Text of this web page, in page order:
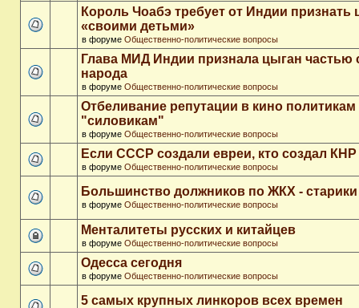
Король Чоабэ требует от Индии признать
«своими детьми»
в форуме Общественно-политические вопросы
Глава МИД Индии признала цыган частью
народа
в форуме Общественно-политические вопросы
Отбеливание репутации в кино политикам
"силовикам"
в форуме Общественно-политические вопросы
Если СССР создали евреи, кто создал
в форуме Общественно-политические вопросы
Большинство должников по ЖКХ - старики
в форуме Общественно-политические вопросы
Менталитеты русских и китайцев
в форуме Общественно-политические вопросы
Одесса сегодня
в форуме Общественно-политические вопросы
5 самых крупных линкоров всех времен